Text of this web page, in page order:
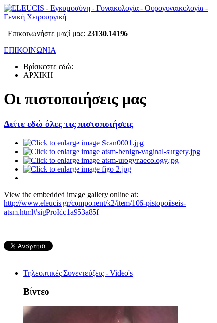
Επικοινωνήστε μαζί μας: 23130.14196
ΕΠΙΚΟΙΝΩΝΙΑ
Βρίσκεστε εδώ:
ΑΡΧΙΚΗ
Οι πιστοποιήσεις μας
Δείτε εδώ όλες τις πιστοποιήσεις
View the embedded image gallery online at:
http://www.eleucis.gr/component/k2/item/106-pistopoiiseis-
atsm.html#sigProIdc1a953a85f
Τηλεοπτικές Συνεντεύξεις - Video's
Βίντεο